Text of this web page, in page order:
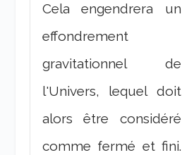
Cela engendrera un
effondrement
gravitationnel de
l'Univers, lequel doit
alors être considéré
comme fermé et fini.